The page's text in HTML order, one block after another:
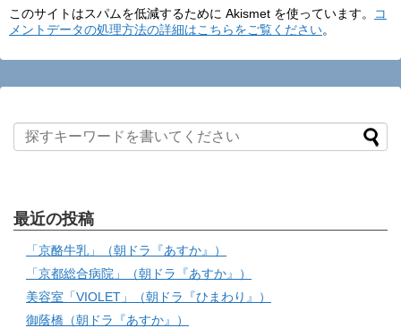
このサイトはスパムを低減するために Akismet を使っています。
コ
メントデータの処理方法の詳細はこちらをご覧ください。
最近の投稿
「京酪牛乳」（朝ドラ『あすか』）
「京都総合病院」（朝ドラ『あすか』）
美容室「VIOLET」（朝ドラ『ひまわり』）
御蔭橋（朝ドラ『あすか』）